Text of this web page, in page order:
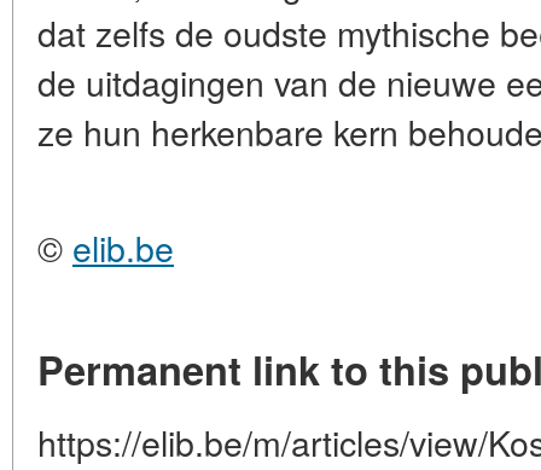
dat zelfs de oudste mythische
de uitdagingen van de nieuwe
ze hun herkenbare kern
© elib.be
Permanent link to this
https://elib.be/m/articles/view/